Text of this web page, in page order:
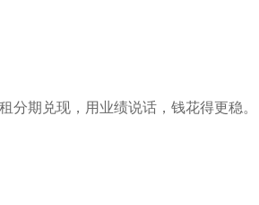
分期兑现，用业绩说话，钱花得更稳。